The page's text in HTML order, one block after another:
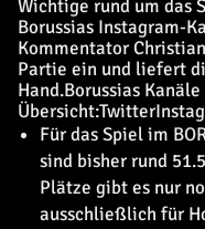
Wichtige rund um das
Borussias Instagram-
Kommentator
Partie ein und liefert
Hand.Borussias
Übersicht:Twitter
Für das Spiel im
sind bisher rund
Plätze gibt es nur
ausschließlich für